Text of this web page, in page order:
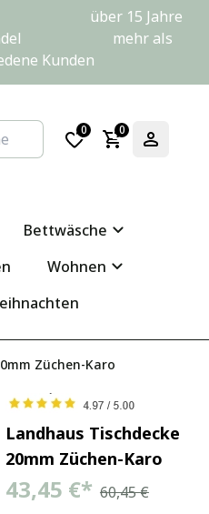
über 15 Jahre
mehr als
Kunden
0 0
Bettwäsche
Wohnen
Züchen-Karo
Landhaus Tischdecke
20mm Züchen-Karo
43,45 €* 60,45 €